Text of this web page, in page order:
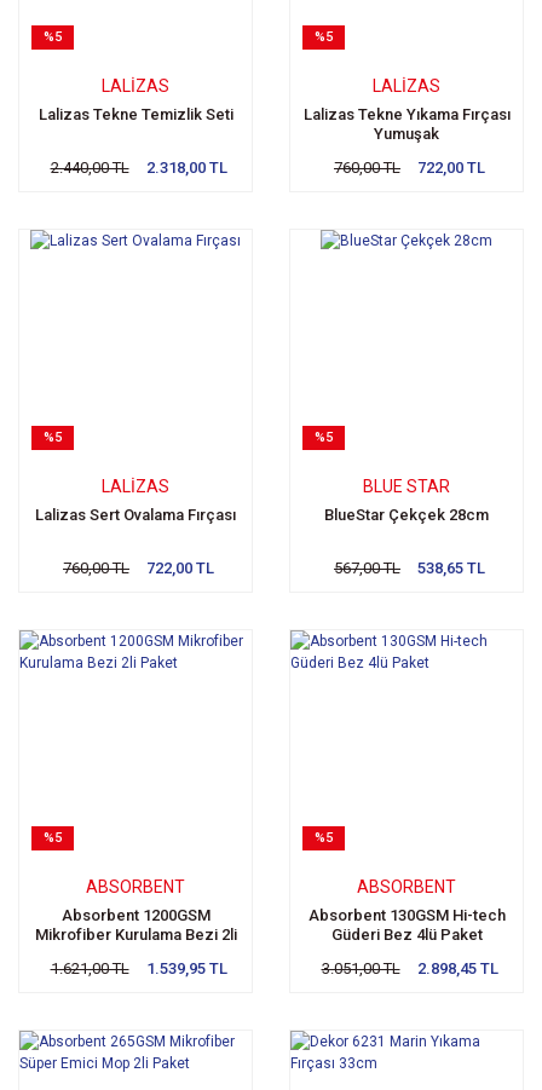
%5
LALIZAS
Lalizas Tekne Temizlik Seti
2.440,00 TL 2.318,00 TL
%5
LALIZAS
Lalizas Tekne Yıkama Fırçası
Yumuşak
760,00 TL
722,00 TL
%5
LALIZAS
Lalizas Sert Ovalama Fırçası
760,00 TL 722,00 TL
%5
BLUE STAR
BlueStar Çekçek 28cm
567,00 TL 538,65 TL
%5
ABSORBENT
Absorbent 1200GSM
Mikrofiber Kurulama Bezi 2li
1.621,00 TL
1.539,95 TL
%5
ABSORBENT
Absorbent 130GSM Hi-tech
Güderi Bez 4lü Paket
3.051,00 TL
2.898,45 TL